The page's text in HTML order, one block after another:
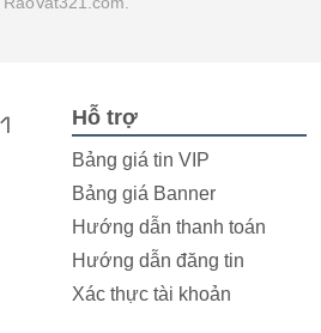
Hỗ trợ
Bảng giá tin VIP
Bảng giá Banner
Hướng dẫn thanh toán
Hướng dẫn đăng tin
Xác thực tài khoản